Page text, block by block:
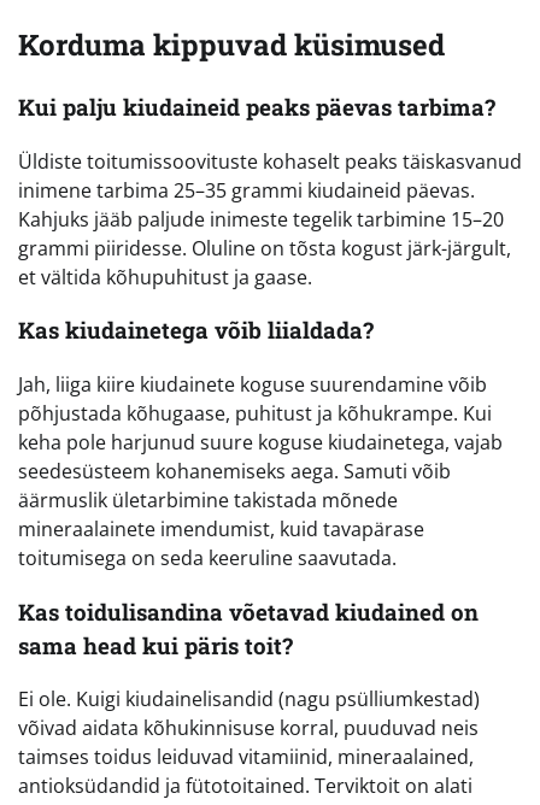
Korduma kippuvad küsimused
Kui palju kiudaineid peaks päevas tarbima?
Üldiste toitumissoovituste kohaselt peaks täiskasvanud
inimene tarbima 25–35 grammi kiudaineid päevas.
Kahjuks jääb paljude inimeste tegelik tarbimine 15–20
grammi piiridesse. Oluline on tõsta kogust järk-järgult,
et vältida kõhupuhitust ja gaase.
Kas kiudainetega võib liialdada?
Jah, liiga kiire kiudainete koguse suurendamine võib
põhjustada kõhugaase, puhitust ja kõhukrampe. Kui
keha pole harjunud suure koguse kiudainetega, vajab
seedesüsteem kohanemiseks aega. Samuti võib
äärmuslik ületarbimine takistada mõnede
mineraalainete imendumist, kuid tavapärase
toitumisega on seda keeruline saavutada.
Kas toidulisandina võetavad kiudained on
sama head kui päris toit?
Ei ole. Kuigi kiudainelisandid (nagu psülliumkestad)
võivad aidata kõhukinnisuse korral, puuduvad neis
taimses toidus leiduvad vitamiinid, mineraalained,
antioksüdandid ja fütotoitained. Terviktoit on alati